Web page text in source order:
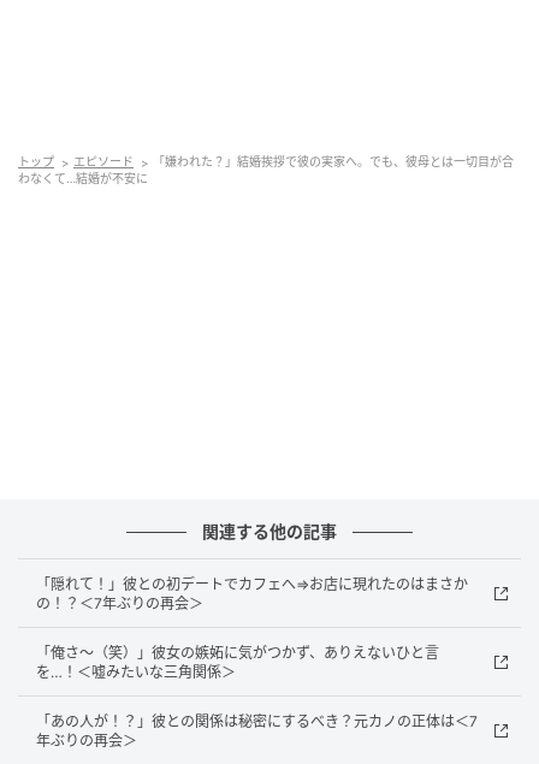
もせず、目も合わせず……。私もとても緊張していたた
結婚後に同居するわけではありませんでしたが、私は
これからの結婚生活を考え、急に不安に。そして実家
に帰った私は、実母の顔を見るなり急に涙が溢れてき
てしまったのです。
彼に打ち明ける
トップ エピソード
「嫌われた？」結婚挨拶で彼の実家へ。でも、彼母とは一切目が合
わなくて…結婚が不安に
関連する他の記事
「隠れて！」彼との初デートでカフェへ⇒お店に現れたのはまさか
の！？＜7年ぶりの再会＞
「俺さ～（笑）」彼女の嫉妬に気がつかず、ありえないひと言
を…！＜嘘みたいな三角関係＞
「あの人が！？」彼との関係は秘密にするべき？元カノの正体は＜7
年ぶりの再会＞